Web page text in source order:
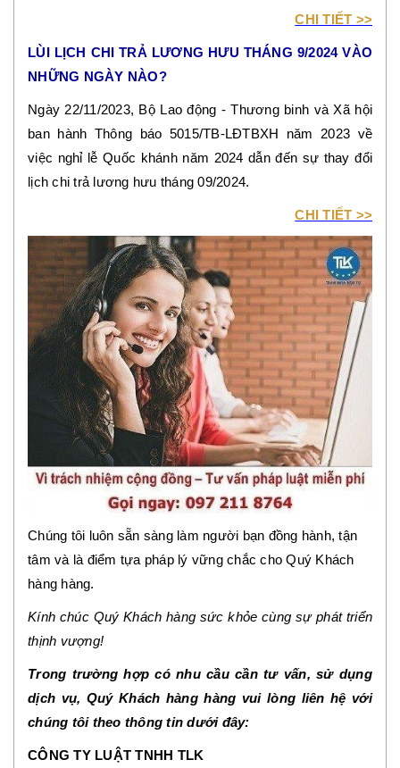
CHI TIẾT >>
LÙI LỊCH CHI TRẢ LƯƠNG HƯU THÁNG 9/2024 VÀO
NHỮNG NGÀY NÀO?
Ngày 22/11/2023, Bộ Lao động - Thương binh và Xã hội
ban hành Thông báo 5015/TB-LĐTBXH năm 2023 về
việc nghỉ lễ Quốc khánh năm 2024 dẫn đến sự thay đổi
lịch chi trả lương hưu tháng 09/2024.
CHI TIẾT >>
Chúng tôi luôn sẵn sàng làm người bạn đồng hành, tận
tâm và là điểm tựa pháp lý vững chắc cho Quý Khách
hàng hàng.
Kính chúc Quý Khách hàng sức khỏe cùng sự phát triển
thịnh vượng!
Trong trường hợp có nhu cầu cần tư vấn, sử dụng
dịch vụ, Quý Khách hàng hàng vui lòng liên hệ với
chúng tôi theo thông tin dưới đây:
CÔNG TY LUẬT TNHH TLK